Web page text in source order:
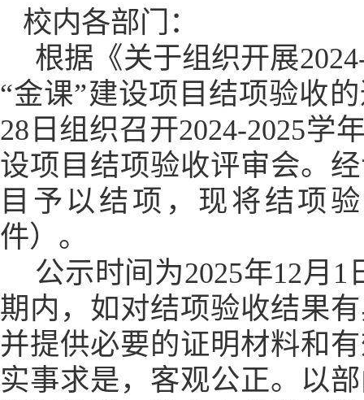
校内各部门：
根据《关于组织开展
“金课”建设项目结项验收
28日组织召开2024-2025学
设项目结项验收评审会。
目予以结项，现将结项
件）。
公示时间为2025年12月1
期内，如对结项验收结果
并提供必要的证明材料和
实事求是，客观公正。以